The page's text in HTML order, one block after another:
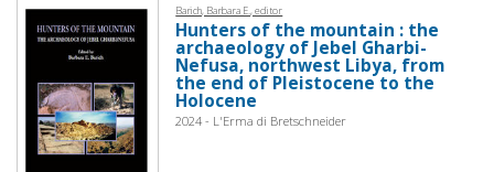
Barich, Barbara E., editor
Hunters of the mountain : the
archaeology of Jebel Gharbi-
Nefusa, northwest Libya, from
the end of Pleistocene to the
Holocene
2024 - L'Erma di Bretschneider